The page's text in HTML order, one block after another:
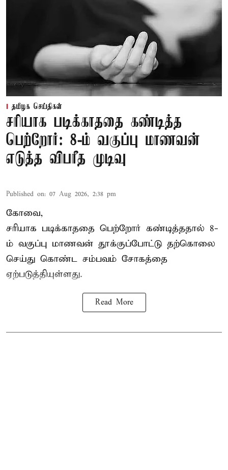
தமிழக செய்திகள்
சரியாக படிக்காததை கண்டித்த
பெற்றோர்: 8-ம் வகுப்பு மாணவன்
எடுத்த விபரீத முடிவு
Published on: 07 Aug 2026, 2:38 pm
கோவை,
சரியாக படிக்காததை பெற்றோர் கண்டித்ததால் 8-
ம் வகுப்பு மாணவன் தூக்குப்போட்டு தற்கொலை
செய்து கொண்ட சம்பவம் சோகத்தை
ஏற்படுத்தியுள்ளது.
Read More